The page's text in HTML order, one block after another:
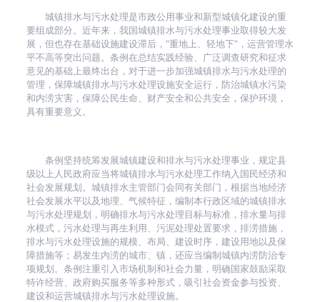
城镇排水与污水处理是市政公用事业和新型城镇化建设的重
要组成部分。近年来，我国城镇排水与污水处理事业取得较大发
展，但也存在基础设施建设滞后，”重地上、轻地下”，运营管理水
平不高等突出问题。条例在总结实践经验、广泛调查研究和征求
意见的基础上最终出台，对于进一步加强城镇排水与污水处理的
管理，保障城镇排水与污水处理设施安全运行，防治城镇水污染
和内涝灾害，保障公民生命、财产安全和公共安全，保护环境，
具有重要意义。
条例坚持统筹发展城镇建设和排水与污水处理事业，规定县
级以上人民政府应当将城镇排水与污水处理工作纳入国民经济和
社会发展规划。城镇排水主管部门会同有关部门，根据当地经济
社会发展水平以及地理、气候特征，编制本行政区域的城镇排水
与污水处理规划，明确排水与污水处理目标与标准，排水量与排
水模式，污水处理与再生利用、污泥处理处置要求，排涝措施，
排水与污水处理设施的规模、布局、建设时序，建设用地以及保
障措施等；易发生内涝的城市、镇，还应当编制城镇内涝防治专
项规划。条例注重引入市场机制和社会力量，明确国家鼓励采取
特许经营、政府购买服务等多种形式，吸引社会资金参与投资、
建设和运营城镇排水与污水处理设施。